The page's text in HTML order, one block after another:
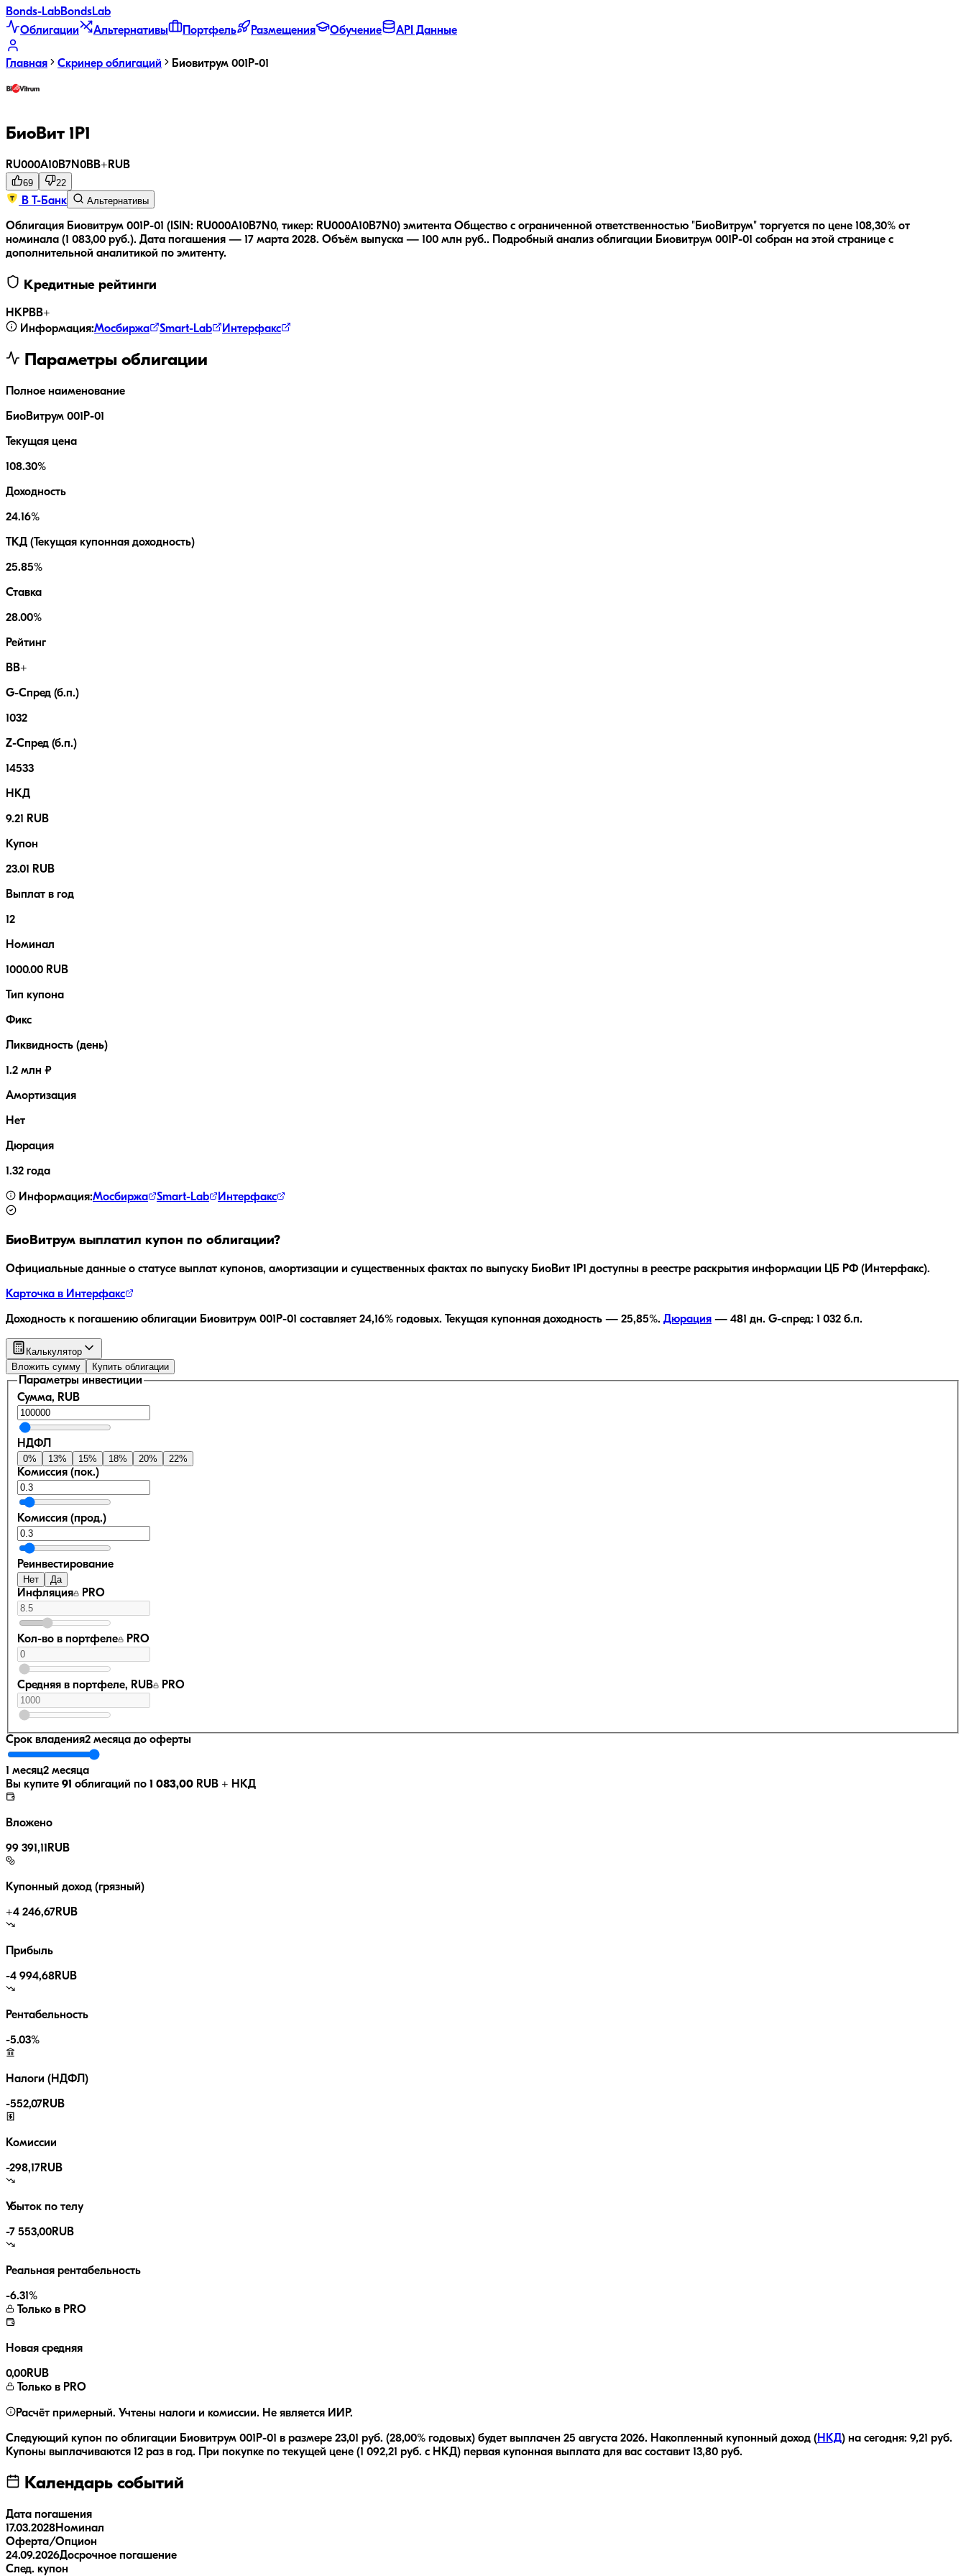
Bonds-LabBondsLab
Облигации
Альтернативы Портфель Размещения Обучение API Данные
Главная Скринер облигаций Биовитрум 001Р-01
БиоВит 1Р1
RU000A10B7N0BB+ RUB
69 22
В Т-Банк Альтернативы
Облигация Биовитрум 001Р-01 (ISIN: RU000A10B7N0, тикер: RU000A10B7N0) эмитента Общество с ограниченной ответственностью "БиоВитрум" торгуется по цене 108,30% от
номинала (1 083,00 руб.). Дата погашения — 17 марта 2028. Объём выпуска — 100 млн руб.. Подробный анализ облигации Биовитрум 001Р-01 собран на этой странице с
дополнительной аналитикой по эмитенту.
Кредитные рейтинги
НКРBB+
Информация:Мосбиржа Smart-Lab Интерфакс
Параметры облигации
Полное наименование
БиоВитрум 001Р-01
Текущая цена
108.30%
Доходность
24.16%
ТКД (Текущая купонная доходность)
25.85%
Ставка
28.00%
Рейтинг
BB+
G-Спред (б.п.)
1032
Z-Спред (б.п.)
14533
НКД
9.21 RUB
Купон
23.01 RUB
Выплат в год
12
Номинал
1000.00 RUB
Тип купона
Фикс
Ликвидность (день)
1.2 млн ₽
Амортизация
Нет
Дюрация
1.32 года
Информация:Мосбиржа Smart-Lab Интерфакс
БиоВитрум выплатил купон по облигации?
Официальные данные о статусе выплат купонов, амортизации и существенных фактах по выпуску БиоВит 1Р1 доступны в реестре раскрытия информации ЦБ РФ (Интерфакс).
Карточка в Интерфакс
Доходность к погашению облигации Биовитрум 001Р-01 составляет 24,16% годовых. Текущая купонная доходность — 25,85%. Дюрация — 481 дн. G-спред: 1 032 б.п.
Калькулятор
Вложить сумму
Купить облигации
Параметры инвестиции
Сумма, RUB
НДФЛ
0% 13% 15% 18% 20% 22%
Комиссия (пок.)
Комиссия (прод.)
Реинвестирование
Нет Да
Инфляция PRO
Кол-во в портфеле PRO
Средняя в портфеле, RUB PRO
Срок владения2 месяца до оферты
1 месяц2 месяца
Вы купите 91 облигаций по 1 083,00 RUB + НКД
Вложено
99 391,11 RUB
Купонный доход (грязный)
+4 246,67RUB
Прибыль
-4 994,68RUB
Рентабельность
-5.03%
Налоги (НДФЛ)
-552,07RUB
Комиссии
-298,17RUB
Убыток по телу
-7 553,00RUB
Реальная рентабельность
-6.31%
Только в PRO
Новая средняя
0,00RUB
Только в PRO
Расчёт примерный. Учтены налоги и комиссии. Не является ИИР.
Следующий купон по облигации Биовитрум 001Р-01 в размере 23,01 руб. (28,00% годовых) будет выплачен 25 августа 2026. Накопленный купонный доход ( НКД) на сегодня: 9,21 руб.
Купоны выплачиваются 12 раз в год. При покупке по текущей цене (1 092,21 руб. с НКД) первая купонная выплата для вас составит 13,80 руб.
Календарь событий
Дата погашения
17.03.2028Номинал
Оферта/Опцион
24.09.2026Досрочное погашение
След. купон